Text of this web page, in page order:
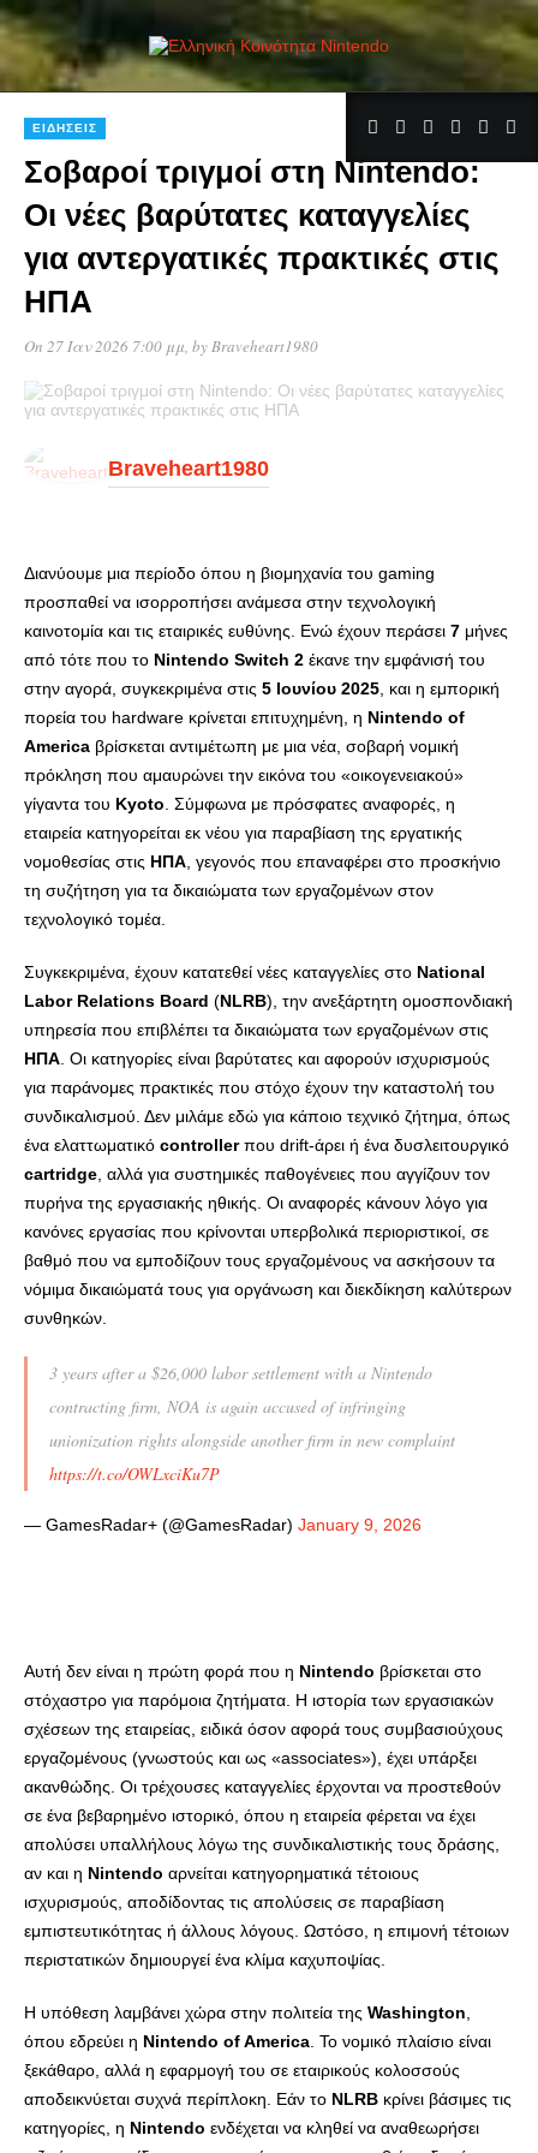
ΕΙΔΉΣΕΙΣ
Σοβαροί τριγμοί στη Nintendo:
Οι νέες βαρύτατες καταγγελίες
για αντεργατικές πρακτικές στις
HΠA
On 27 Ιαν 2026 7:00 μμ, byBraveheart1980
Braveheart1980
Διανύουμε μια περίοδο όπου η βιομηχανία του gaming
προσπαθεί να ισορροπήσει ανάμεσα στην τεχνολογική
καινοτομία και τις εταιρικές ευθύνης. Ενώ έχουν περάσει 7 μήνες
από τότε που το Nintendo Switch 2 έκανε την εμφάνισή του
στην αγορά, συγκεκριμένα στις 5 Ιουνίου 2025 , και η εμπορική
πορεία του hardware κρίνεται επιτυχημένη, η Nintendo of
America βρίσκεται αντιμέτωπη με μια νέα, σοβαρή νομική
πρόκληση που αμαυρώνει την εικόνα του «οικογενειακού»
γίγαντα του Kyoto . Σύμφωνα με πρόσφατες αναφορές, η
εταιρεία κατηγορείται εκ νέου για παραβίαση της εργατικής
νομοθεσίας στις HΠA , γεγονός που επαναφέρει στο προσκήνιο
τη συζήτηση για τα δικαιώματα των εργαζομένων στον
τεχνολογικό τομέα.
Συγκεκριμένα, έχουν κατατεθεί νέες καταγγελίες στο National
Labor Relations Board (NLRB), την ανεξάρτητη ομοσπονδιακή
υπηρεσία που επιβλέπει τα δικαιώματα των εργαζομένων στις
HΠA . Οι κατηγορίες είναι βαρύτατες και αφορούν ισχυρισμούς
για παράνομες πρακτικές που στόχο έχουν την καταστολή του
συνδικαλισμού. Δεν μιλάμε εδώ για κάποιο τεχνικό ζήτημα, όπως
ένα ελαττωματικό controllerπου drift-άρει ή ένα δυσλειτουργικό
cartridge , αλλά για συστημικές παθογένειες που αγγίζουν τον
πυρήνα της εργασιακής ηθικής. Οι αναφορές κάνουν λόγο για
κανόνες εργασίας που κρίνονται υπερβολικά περιοριστικοί, σε
βαθμό που να εμποδίζουν τους εργαζομένους να ασκήσουν τα
νόμιμα δικαιώματά τους για οργάνωση και διεκδίκηση καλύτερων
συνθηκών.
3 years after a $26,000 labor settlement with a Nintendo
contracting firm, NOA is again accused of infringing
unionization rights alongside another firm in new complaint
https://t.co/OWLxciKu7P
— GamesRadar+ (@GamesRadar) January 9, 2026
Αυτή δεν είναι η πρώτη φορά που η Nintendo βρίσκεται στο
στόχαστρο για παρόμοια ζητήματα. Η ιστορία των εργασιακών
σχέσεων της εταιρείας, ειδικά όσον αφορά τους συμβασιούχους
εργαζομένους (γνωστούς και ως «associates»), έχει υπάρξει
ακανθώδης. Οι τρέχουσες καταγγελίες έρχονται να προστεθούν
σε ένα βεβαρημένο ιστορικό, όπου η εταιρεία φέρεται να έχει
απολύσει υπαλλήλους λόγω της συνδικαλιστικής τους δράσης,
αν και η Nintendo αρνείται κατηγορηματικά τέτοιους
ισχυρισμούς, αποδίδοντας τις απολύσεις σε παραβίαση
εμπιστευτικότητας ή άλλους λόγους. Ωστόσο, η επιμονή τέτοιων
περιστατικών δημιουργεί ένα κλίμα καχυποψίας.
Η υπόθεση λαμβάνει χώρα στην πολιτεία της Washington
όπου εδρεύει η Nintendo of America . Το νομικό πλαίσιο είναι
ξεκάθαρο, αλλά η εφαρμογή του σε εταιρικούς κολοσσούς
αποδεικνύεται συχνά περίπλοκη. Εάν το NLRB κρίνει βάσιμες τις
κατηγορίες, η Nintendo ενδέχεται να κληθεί να αναθεωρήσει